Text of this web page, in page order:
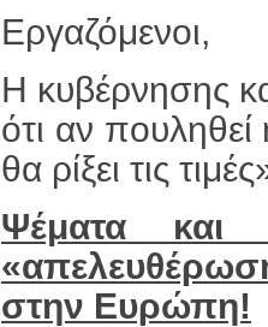
Εργαζόμενοι,
Η κυβέρνησης
ότι αν
θα ρίξει τις
Ψέματα
στην Ευρώπη!